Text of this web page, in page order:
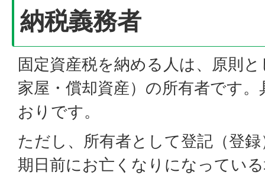
納税義務者
固定資産税を納める人は、原則
家屋・償却資産）の所有者です
おりです。
ただし、所有者として登記（登
期日前にお亡くなりになってい